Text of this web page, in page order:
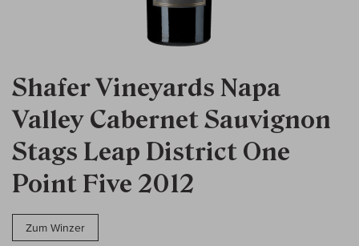
Shafer Vineyards Napa
Valley Cabernet Sauvignon
Stags Leap District One
Point Five 2012
Zum Winzer